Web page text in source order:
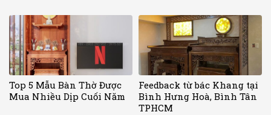
Top 5 Mẫu Bàn Thờ Được
Mua Nhiều Dịp Cuối Năm
Feedback từ bác Khang tại
Bình Hưng Hoà, Bình Tân
TPHCM